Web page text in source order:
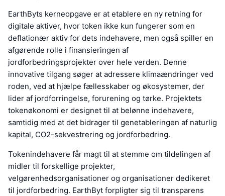
EarthByts kerneopgave er at etablere en ny retning for
digitale aktiver, hvor token ikke kun fungerer som en
deflationær aktiv for dets indehavere, men også spiller en
afgørende rolle i finansieringen af
jordforbedringsprojekter over hele verden. Denne
innovative tilgang søger at adressere klimaændringer ved
roden, ved at hjælpe fællesskaber og økosystemer, der
lider af jordforringelse, forurening og tørke. Projektets
tokenøkonomi er designet til at belønne indehavere,
samtidig med at det bidrager til genetableringen af naturlig
kapital, CO2-sekvestrering og jordforbedring.
Tokenindehavere får magt til at stemme om tildelingen af
midler til forskellige projekter,
velgørenhedsorganisationer og organisationer dedikeret
til jordforbedring. EarthByt forpligter sig til transparens